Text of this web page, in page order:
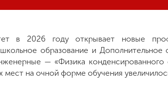
в 2026 году открывает новые
образование и Дополнительное
— «Физика
на очной форме обучения